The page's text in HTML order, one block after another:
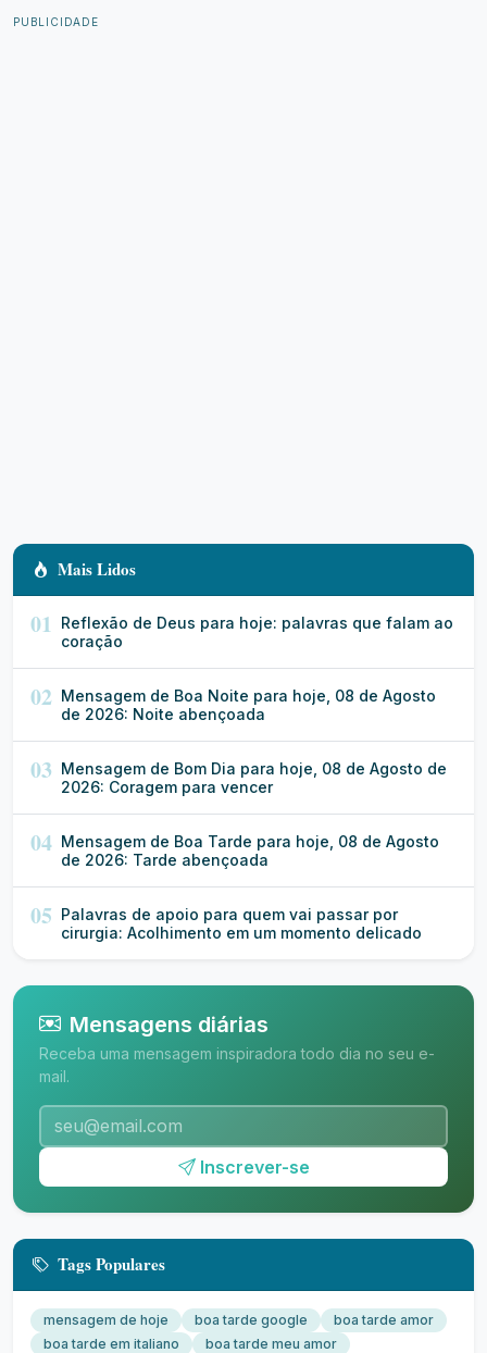
PUBLICIDADE
Mais Lidos
01 Reflexão de Deus para hoje: palavras que falam ao
coração
02 Mensagem de Boa Noite para hoje, 08 de Agosto
de 2026: Noite abençoada
03 Mensagem de Bom Dia para hoje, 08 de Agosto de
2026: Coragem para vencer
04 Mensagem de Boa Tarde para hoje, 08 de Agosto
de 2026: Tarde abençoada
05 Palavras de apoio para quem vai passar por
cirurgia: Acolhimento em um momento delicado
Mensagens diárias
Receba uma mensagem inspiradora todo dia no seu e-
mail.
Inscrever-se
Tags Populares
mensagem de hoje boa tarde google
boa tarde amor
boa tarde em italiano
boa tarde meu amor